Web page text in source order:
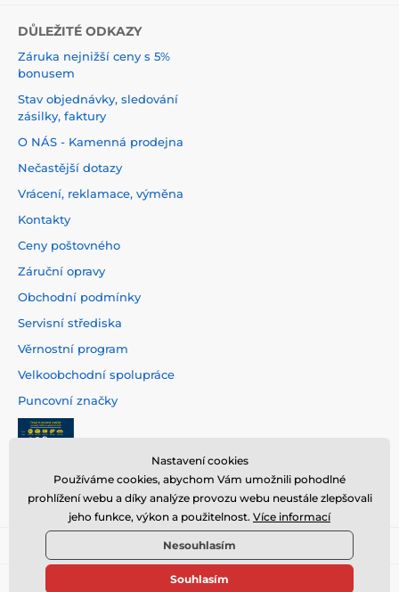
DŮLEŽITÉ ODKAZY
Záruka nejnižší ceny s 5%
bonusem
Stav objednávky, sledování
zásilky, faktury
O NÁS - Kamenná prodejna
Nečastější dotazy
Vrácení, reklamace, výměna
Kontakty
Ceny poštovného
Záruční opravy
Obchodní podmínky
Servisní střediska
Věrnostní program
Velkoobchodní spolupráce
Puncovní značky
Nastavení cookies
Používáme cookies, abychom Vám umožnili pohodlné
prohlížení webu a díky analýze provozu webu neustále zlepšovali
jeho funkce, výkon a použitelnost. Více informací
Nesouhlasím
Souhlasím